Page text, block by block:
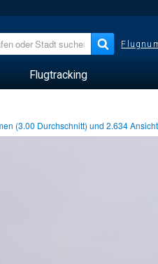
Flugtracking
(3.00 Durchschnitt) und2.634